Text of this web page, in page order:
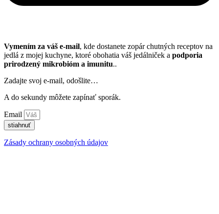
Vymením za váš e-mail, kde dostanete zopár chutných receptov na
jedlá z mojej kuchyne, ktoré obohatia váš jedálniček a podporia
prirodzený mikrobióm a imunitu..
Zadajte svoj e-mail, odošlite…
A do sekundy môžete zapínať sporák.
Email
stiahnuť
Zásady ochrany osobných údajov